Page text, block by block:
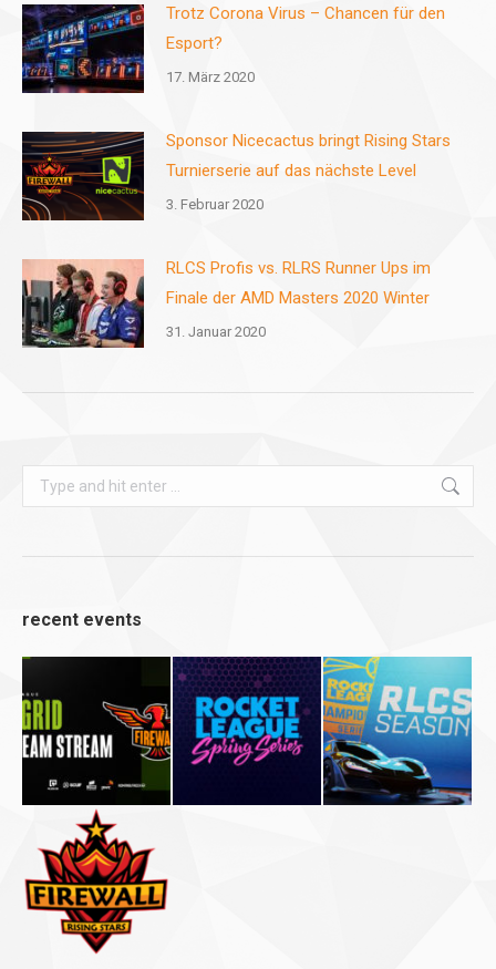
Trotz Corona Virus – Chancen für den
Esport?
17. März 2020
Sponsor Nicecactus bringt Rising Stars
Turnierserie auf das nächste Level
3. Februar 2020
RLCS Profis vs. RLRS Runner Ups im
Finale der AMD Masters 2020 Winter
31. Januar 2020
Search:
recent events